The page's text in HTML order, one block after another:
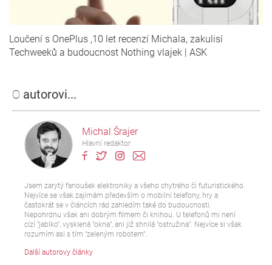
O autorovi...
Michal Šrajer
Hlavní redaktor
Jsem zarytý fanoušek elektroniky a všeho chytrého či futuristického.
Nejvíce se však zajímám především o mobilní telefony, hry a
častokrát se v článcích rád zahledím také do budoucnosti.
Nepohrdnu však ani dobrým filmem či knihou. U telefonů mi není
cízí "jablko", vysklená "okna", ani již shnilá "ostružina". Nejvíce si však
rozumím asi s tím "zeleným robotem".
Další autorovy články
Loučení s OnePlus ,10 let recenzí Michala, zakulisí
Techweeků a budoucnost Nothing vlajek | ASK